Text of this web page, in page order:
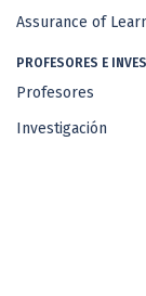
Assurance of
PROFESORES E
Profesores
Investigación